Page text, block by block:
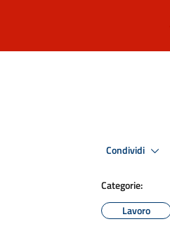
Condividi
Categorie:
Lavoro